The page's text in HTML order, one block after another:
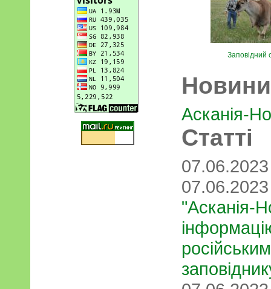
Заповідний
Новини
Асканія-
Статті
"Асканія-